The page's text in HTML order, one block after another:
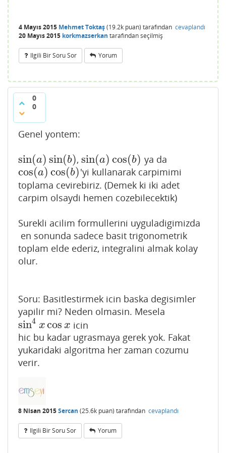
4 Mayıs 2015 Mehmet Toktaş(19.2k puan) tarafından cevaplandı
20 Mayıs 2015 korkmazserkan tarafındanseçilmiş
Ilgili Bir Soru Sor Yorum
0
0
Genel yontem:
sin(a) sin(b)
sin(a)sin(b) ,sin(a) cos(b)
sin(a)cos(b) ya da
cos(a) cos(b)
cos(a)cos(b)
'yi kullanarak carpimimi
toplama cevirebiriz. (Demek ki iki adet
carpim olsaydi hemen cozebilecektik)
Surekli acilim formullerini uyguladigimizda
en sonunda sadece basit trigonometrik
toplam elde ederiz, integralini almak kolay
olur.
Soru: Basitlestirmek icin baska degisimler
yapilir mi? Neden olmasin. Mesela
sin4 x cos x
sin4 xcosx
icin
hic bu kadar ugrasmaya gerek yok. Fakat
yukaridaki algoritma her zaman cozumu
verir.
8 Nisan 2015Sercan (25.6k puan) tarafından cevaplandı
Ilgili Bir Soru Sor Yorum